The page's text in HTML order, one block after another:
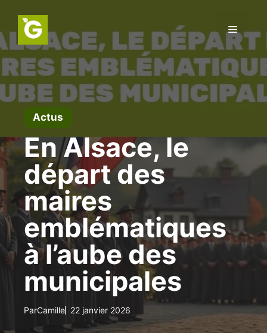
contenu
Menu
Actus
En Alsace, le
départ des
maires
emblématiques
à l’aube des
municipales
ParCamille 22 janvier 2026